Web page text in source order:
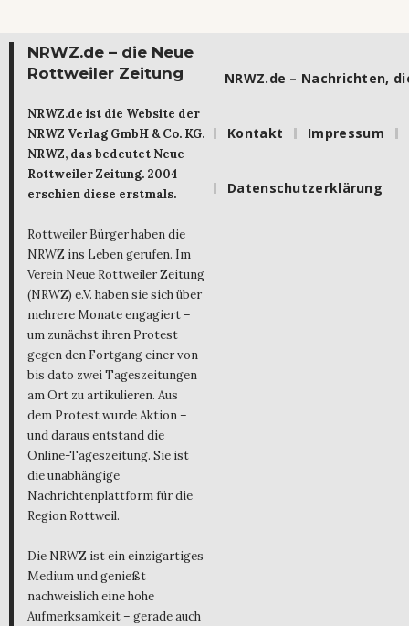
NRWZ.de – die Neue
Rottweiler Zeitung
NRWZ.de ist die Website der
NRWZ Verlag GmbH & Co. KG.
NRWZ, das bedeutet Neue
Rottweiler Zeitung. 2004
erschien diese erstmals.
Rottweiler Bürger haben die
NRWZ ins Leben gerufen. Im
Verein Neue Rottweiler Zeitung
(NRWZ) e.V. haben sie sich über
mehrere Monate engagiert –
um zunächst ihren Protest
gegen den Fortgang einer von
bis dato zwei Tageszeitungen
am Ort zu artikulieren. Aus
dem Protest wurde Aktion –
und daraus entstand die
Online-Tageszeitung. Sie ist
die unabhängige
Nachrichtenplattform für die
Region Rottweil.
Die NRWZ ist ein einzigartiges
Medium und genießt
nachweislich eine hohe
Aufmerksamkeit – gerade auch
NRWZ.de – Nachrichten,
Kontakt Impressum
Datenschutzerklärung